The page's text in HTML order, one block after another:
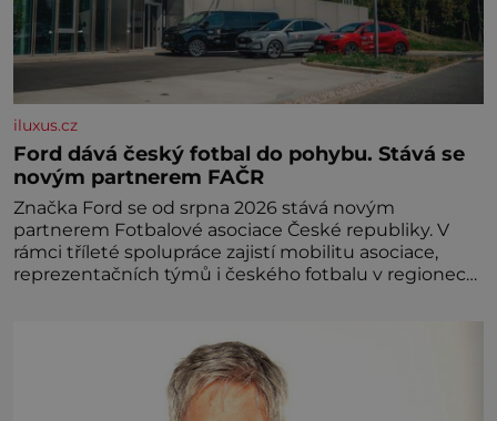
iluxus.cz
Ford dává český fotbal do pohybu. Stává se
novým partnerem FAČR
Značka Ford se od srpna 2026 stává novým
partnerem Fotbalové asociace České republiky. V
rámci tříleté spolupráce zajistí mobilitu asociace,
reprezentačních týmů i českého fotbalu v regionech.